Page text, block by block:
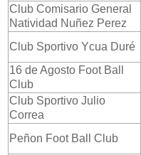
Club Comisario General
Natividad Nuñez Perez
Club Sportivo Ycua Duré
16 de Agosto Foot Ball
Club
Club Sportivo Julio
Correa
Peñon Foot Ball Club